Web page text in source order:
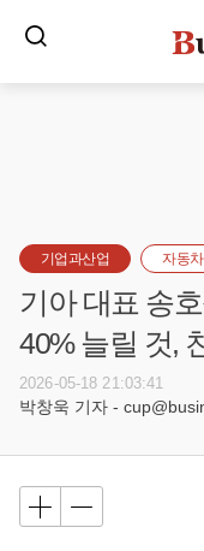
기업과산업 자동차
기아 대표 송
40% 늘릴 것,
2026-05-18 21:03:41
박창욱 기자 -